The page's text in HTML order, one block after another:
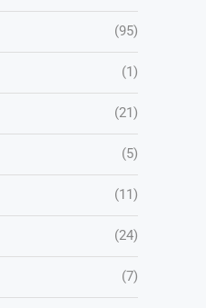
(95)
(1)
(21)
(5)
(11)
(24)
(7)